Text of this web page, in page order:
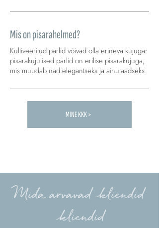
Mis on pisarahelmed?
Kultiveeritud pärlid võivad olla erineva kujuga:
pisarakujulised pärlid on erilise pisarakujuga,
mis muudab nad elegantseks ja ainulaadseks.
Carica altre FAQ...
MINE KKK >
Mida arvavad kliendid
kliendid